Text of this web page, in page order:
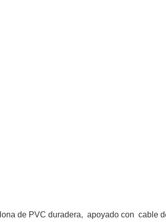
de PVC duradera, apoyado con cable